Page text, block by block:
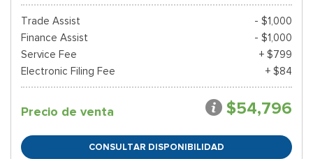
Trade Assist
- $1,000
Finance Assist
- $1,000
Service Fee
+ $799
Electronic Filing Fee
+ $84
Precio de venta $54,796
CONSULTAR DISPONIBILIDAD